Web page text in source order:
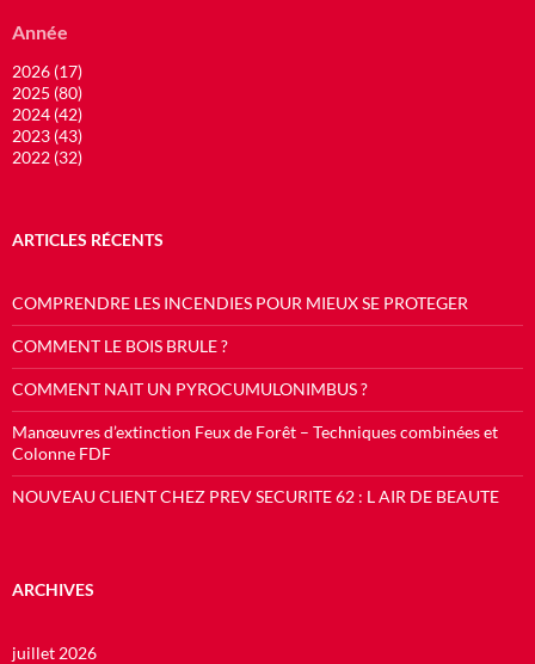
Année
2026 (17)
2025 (80)
2024 (42)
2023 (43)
2022 (32)
ARTICLES RÉCENTS
COMPRENDRE LES INCENDIES POUR MIEUX SE PROTEGER
COMMENT LE BOIS BRULE ?
COMMENT NAIT UN PYROCUMULONIMBUS ?
Manœuvres d’extinction Feux de Forêt – Techniques combinées et
Colonne FDF
NOUVEAU CLIENT CHEZ PREV SECURITE 62 : L AIR DE BEAUTE
ARCHIVES
juillet 2026